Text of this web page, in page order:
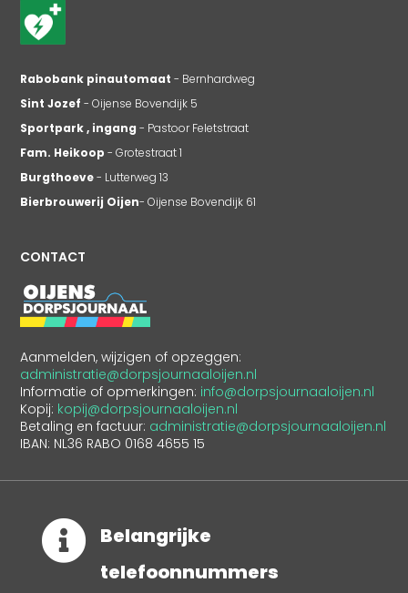
Rabobank pinautomaat - Bernhardweg
Sint Jozef - Oijense Bovendijk 5
Sportpark , ingang - Pastoor Feletstraat
Fam. Heikoop - Grotestraat 1
Burgthoeve- Lutterweg 13
Bierbrouwerij Oijen- Oijense Bovendijk 61
CONTACT
Aanmelden, wijzigen of opzeggen:
administratie@dorpsjournaaloijen.nl
Informatie of opmerkingen: info@dorpsjournaaloijen.nl
Kopij: kopij@dorpsjournaaloijen.nl
Betaling en factuur: administratie@dorpsjournaaloijen.nl
IBAN: NL36 RABO 0168 4655 15

Belangrijke
telefoonnummers